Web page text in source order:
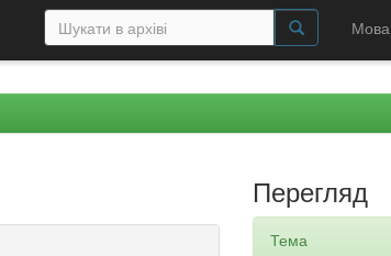
Мова
Перегляд
Тема